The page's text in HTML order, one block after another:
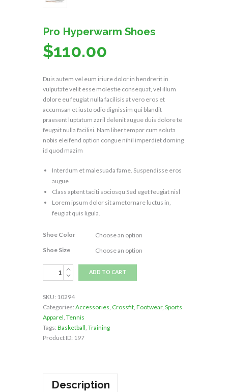
Pro Hyperwarm Shoes
$110.00
Duis autem vel eum iriure dolor in hendrerit in
vulputate velit esse molestie consequat, vel illum
dolore eu feugiat nulla facilisis at vero eros et
accumsan et iusto odio dignissim qui blandit
praesent luptatum zzril delenit augue duis dolore te
feugait nulla facilisi. Nam liber tempor cum soluta
nobis eleifend option congue nihil imperdiet doming
id quod mazim
Interdum et malesuada fame. Suspendisse eros
augue
Class aptent taciti sociosqu Sed eget feugiat nisl
Lorem ipsum dolor sit ametornare luctus in,
feugiat quis ligula.
Shoe Color
Shoe Size
Hyperwarm
quantity
ADD TO CART
SKU: 10294
Categories: Accessories Crossfit Footwear, Sports
Apparel Tennis
Tags: Basketball Training
Product ID: 197
Description